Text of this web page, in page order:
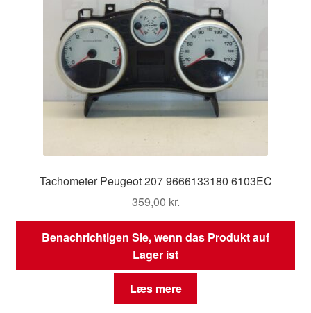
Tachometer Peugeot 207 9666133180 6103EC
359,00 kr.
Benachrichtigen Sie, wenn das Produkt auf
Lager ist
Læs mere